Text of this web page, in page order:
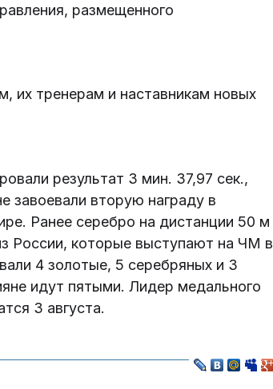
размещенного
их тренерам и наставникам новых
результат 3 мин. 37,97 сек.,
завоевали вторую награду в
Ранее серебро на дистанции 50 м
России, которые выступают на ЧМ в
4 золотые, 5 серебряных и 3
идут пятыми. Лидер медального
3 августа.